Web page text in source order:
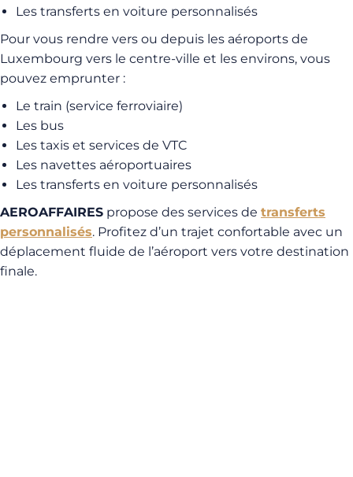
Les transferts en voiture personnalisés
Pour vous rendre vers ou depuis les aéroports de
Luxembourg vers le centre-ville et les environs, vous
pouvez emprunter :
Le train (service ferroviaire)
Les bus
Les taxis et services de VTC
Les navettes aéroportuaires
Les transferts en voiture personnalisés
AEROAFFAIRES propose des services de transferts
personnalisés. Profitez d’un trajet confortable avec un
déplacement fluide de l’aéroport vers votre destination
finale.